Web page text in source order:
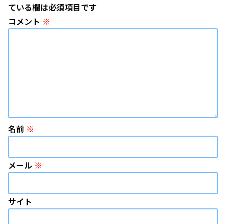
ている欄は必須項目です
コメント ※
名前 ※
メール ※
サイト